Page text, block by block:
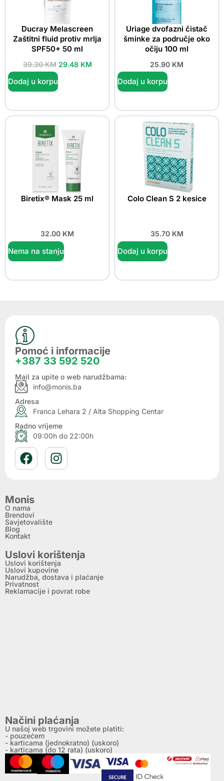
Ducray Melascreen
Zaštitni fluid protiv mrlja
SPF50+ 50 ml
39.30KM 29.48 KM
Dodaj u korpu
Uriage dvofazni čistač
šminke za područje oko
očiju 100 ml
25.90 KM
Dodaj u korpu
Biretix® Mask 25 ml
32.00 KM
Nema na stanju
Colo Clean S 2 kesice
35.70 KM
Dodaj u korpu
Pomoć i informacije
+387 33 592 520
Mail za upite o web narudžbama:
info@monis.ba
Adresa
Franca Lehara 2 / Alta Shopping Centar
Radno vrijeme
09:00h do 22:00h
Monis
O nama
Brendovi
Savjetovalište
Blog
Kontakt
Uslovi korištenja
Uslovi korištenja
Uslovi kupovine
Narudžba, dostava i plaćanje
Privatnost
Reklamacije i povrat robe
Načini plaćanja
U našoj web trgovini možete platiti:
- pouzećem
- karticama (jednokratno) (uskoro)
- karticama (do 12 rata) (uskoro)